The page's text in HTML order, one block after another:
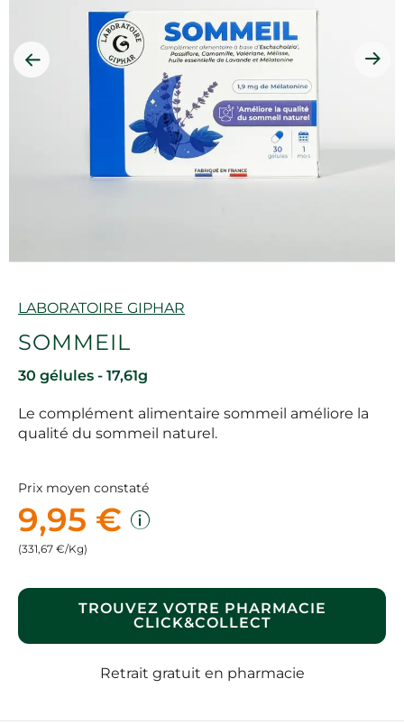
Marque
LABORATOIRE GIPHAR
SOMMEIL
30 gélules - 17,61g
Le complément alimentaire sommeil améliore la
qualité du sommeil naturel.
Prix moyen constaté
9,95 €
(331,67 €/Kg)
TROUVEZ VOTRE PHARMACIE
CLICK&COLLECT
Retrait gratuit en pharmacie